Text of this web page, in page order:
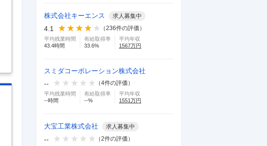
株式会社キーエンス 求人募集中
4.1 （236件の評価）
平均残業時間
43.4時間
有給取得率
33.6%
平均年収
1567万円
スミダコーポレーション株式会社
--
（4件の評価）
平均残業時間
--時間
有給取得率
--%
平均年収
1551 万円
大宝工業株式会社 求人募集中
-- （2件の評価）